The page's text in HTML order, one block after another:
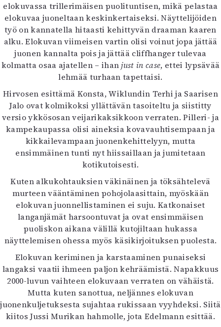
elokuvassa trillerimäisen puolituntisen, mikä pelastaa
elokuvaa juoneltaan keskinkertaiseksi. Näyttelijöiden
työ on kannatella hitaasti kehittyvän draaman kaaren
alku. Elokuvan viimeisen vartin olisi voinut jopa jättää
juonen kannalta pois ja jättää cliffhanger tulevaa
kolmatta osaa ajatellen – ihan just in case, ettei lypsävää
lehmää turhaan tapettaisi.
Hirvosen esittämä Konsta, Wiklundin Terhi ja Saarisen
Jalo ovat kolmikoksi yllättävän tasoiteltu ja siistitty
versio ykkösosan veijarikaksikkoon verraten. Pilleri- ja
kampekaupassa olisi aineksia kovavauhtisempaan ja
kikkailevampaan juonenkehittelyyn, mutta
ensimmäinen tunti nyt hiissaillaan ja jumitetaan
kotikutoisesti.
Kuten alkukohtauksien väkinäinen ja töksähtelevä
murteen vääntäminen pohojolaasittain, myöskään
elokuvan juonnellistaminen ei suju. Katkonaiset
langanjämät harsoontuvat ja ovat ensimmäisen
puoliskon aikana välillä kutojiltaan hukassa
näyttelemisen ohessa myös käsikirjoituksen puolesta.
Elokuvan keriminen ja karstaaminen punaiseksi
langaksi vaatii ihmeen paljon kehräämistä. Napakkuus
2000-luvun vaihteen elokuvaan verraten on vähäistä.
Mutta kuten sanottua, neljännes elokuvan
juonenkuljetuksesta sujahtaa rukissaan vyyhdeksi. Siitä
kiitos Jussi Murikan hahmolle, jota Edelmann esittää.